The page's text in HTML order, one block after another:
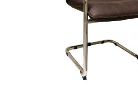
DODAJ U KOŠARICU